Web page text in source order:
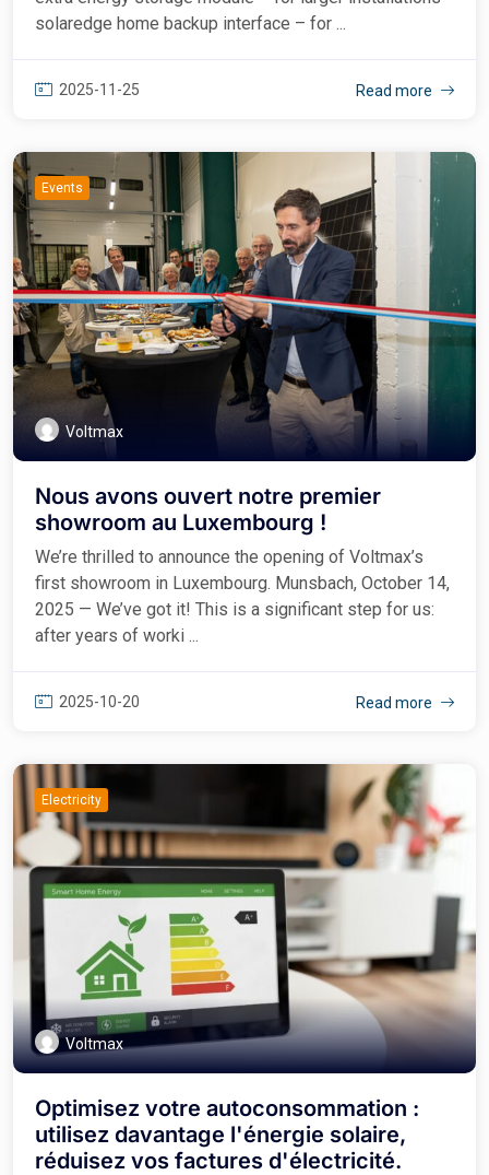
solaredge home backup interface – for ...
2025-11-25 Read more
Events
Voltmax
Nous avons ouvert notre premier
showroom au Luxembourg !
We’re thrilled to announce the opening of Voltmax’s
first showroom in Luxembourg. Munsbach, October 14,
2025 — We’ve got it! This is a significant step for us:
after years of worki ...
2025-10-20 Read more
Electricity
Voltmax
Optimisez votre autoconsommation :
utilisez davantage l'énergie solaire,
réduisez vos factures d'électricité.